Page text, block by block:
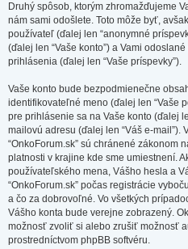
Druhý spôsob, ktorým zhromažďujeme
nám sami odošlete. Toto môže byť,
používateľ (ďalej len “anonymné
(ďalej len “Vaše konto”) a Vami
prihlásenia (ďalej len “Vaše príspevky”).
Vaše konto bude bezpodmienečne
identifikovateľné meno (ďalej len “Vaše
pre prihlásenie sa na Vaše konto (ďalej
mailovú adresu (ďalej len “Váš e-mail”).
“OnkoForum.sk” sú chránené zákonom
platnosti v krajine kde sme umiestnení.
používateľského mena, Vášho hesla a
“OnkoForum.sk” počas registrácie
a čo za dobrovoľné. Vo všetkých
Vášho konta bude verejne zobrazený.
možnosť zvoliť si alebo zrušiť možnosť
prostredníctvom phpBB softvéru.